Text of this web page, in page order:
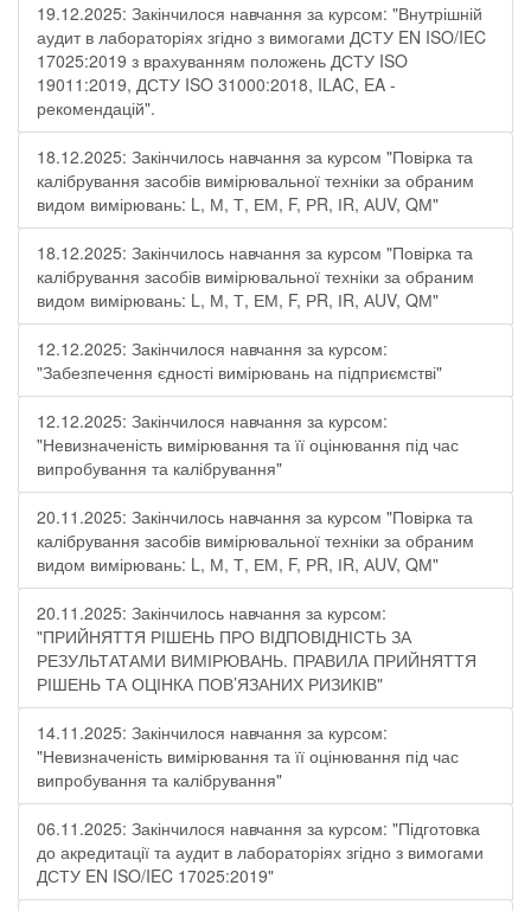
19.12.2025: Закінчилося навчання за курсом: "Внутрішній
аудит в лабораторіях згідно з вимогами ДСТУ EN ISO/IEC
17025:2019 з врахуванням положень ДСТУ ISO
19011:2019, ДСТУ ISO 31000:2018, ILAC, EA -
рекомендацій".
18.12.2025: Закінчилось навчання за курсом "Повірка та
калібрування засобів вимірювальної техніки за обраним
видом вимірювань: L, М, Т, ЕМ, F, РR, ІR, АUV, QМ"
18.12.2025: Закінчилось навчання за курсом "Повірка та
калібрування засобів вимірювальної техніки за обраним
видом вимірювань: L, М, Т, ЕМ, F, РR, ІR, АUV, QМ"
12.12.2025: Закінчилося навчання за курсом:
"Забезпечення єдності вимірювань на підприємстві"
12.12.2025: Закінчилося навчання за курсом:
"Невизначеність вимірювання та її оцінювання під час
випробування та калібрування"
20.11.2025: Закінчилось навчання за курсом "Повірка та
калібрування засобів вимірювальної техніки за обраним
видом вимірювань: L, М, Т, ЕМ, F, РR, ІR, АUV, QМ"
20.11.2025: Закінчилось навчання за курсом:
"ПРИЙНЯТТЯ РІШЕНЬ ПРО ВІДПОВІДНІСТЬ ЗА
РЕЗУЛЬТАТАМИ ВИМІРЮВАНЬ. ПРАВИЛА ПРИЙНЯТТЯ
РІШЕНЬ ТА ОЦІНКА ПОВ’ЯЗАНИХ РИЗИКІВ"
14.11.2025: Закінчилося навчання за курсом:
"Невизначеність вимірювання та її оцінювання під час
випробування та калібрування"
06.11.2025: Закінчилося навчання за курсом: "Підготовка
до акредитації та аудит в лабораторіях згідно з вимогами
ДСТУ EN ISO/IEC 17025:2019"